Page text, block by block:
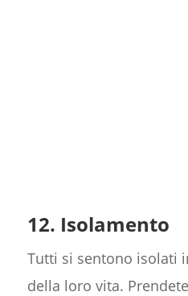
12. Isolamento
Tutti si sentono isolati
della loro vita.